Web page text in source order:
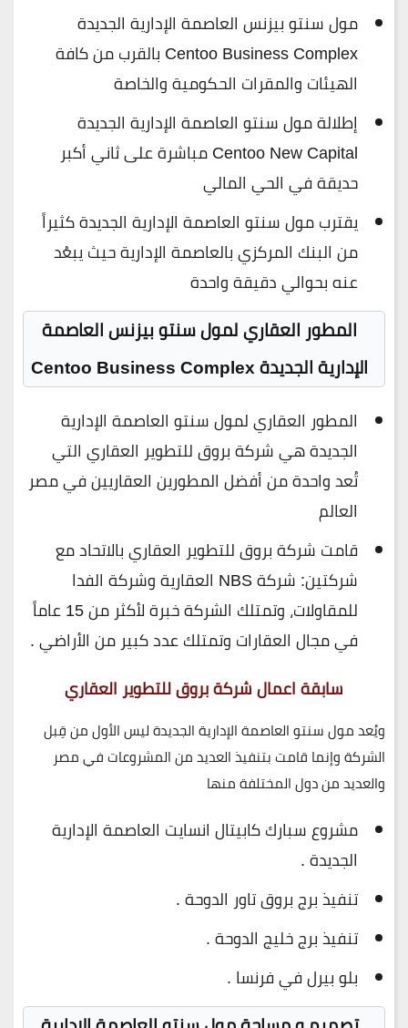
مول سنتو بيزنس العاصمة الإدارية الجديدة
Centoo Business Complex بالقرب من كافة
الهيئات والمقرات الحكومية والخاصة
إطلالة مول سنتو العاصمة الإدارية الجديدة
Centoo New Capital مباشرة على ثاني أكبر
حديقة في الحي المالي
يقترب مول سنتو العاصمة الإدارية الجديدة كثيراً
من البنك المركزي بالعاصمة الإدارية حيث يبعُد
عنه بحوالي دقيقة واحدة
المطور العقاري لمول سنتو بيزنس العاصمة
الإدارية الجديدة Centoo Business Complex
المطور العقاري لمول سنتو العاصمة الإدارية
الجديدة هي شركة بروق للتطوير العقاري التي
تُعد واحدة من أفضل المطورين العقاريين في مصر
العالم
قامت شركة بروق للتطوير العقاري بالاتحاد مع
شركتين: شركة NBS العقارية وشركة الفدا
للمقاولات، وتمتلك الشركة خبرة لأكثر من 15 عاماً
في مجال العقارات وتمتلك عدد كبير من الأراضي .
سابقة اعمال شركة بروق للتطوير العقاري
ويُعد مول سنتو العاصمة الإدارية الجديدة ليس الأول من قِبل
الشركة وإنما قامت بتنفيذ العديد من المشروعات في مصر
والعديد من دول المختلفة منها
مشروع سبارك كابيتال انسايت العاصمة الإدارية
الجديدة .
تنفيذ برج بروق تاور الدوحة .
تنفيذ برج خليج الدوحة .
بلو بيرل في فرنسا .